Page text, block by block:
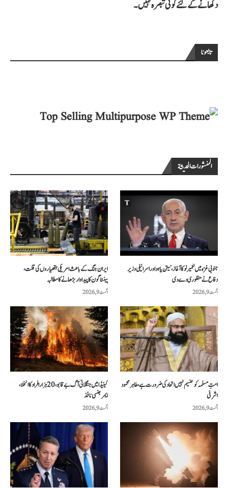
دکھانے کے لئے کوئی تبصرہ نہیں۔
تابعونا
المنشورات الحديثة
ایران جنگ کے باعث امریکی ہتھیاروں کی قلت،
پینٹاگون کا پیداوار بڑھانے کا مطالبہ
اگست 9, 2026
جنوبی غزہ میں تعمیر نو کا آغاز، نیتن یاہو اور اسرائیلی وزیر
دفاع نے منظوری دے دی
اگست 9, 2026
کینیڈا میں جنگلاتی آگ بے قابو، 20 ہزار افراد کا انخلا،
ایمرجنسی نافذ
اگست 9, 2026
امتِ مسلمہ کو تقسیم نہیں اتحاد کی ضرورت ہے، طاہر محمود
اشرفی
اگست 9, 2026